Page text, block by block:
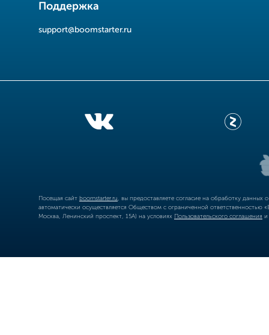
Поддержка
support@boomstarter.ru
Посещая сайт boomstarter.ru , вы предоставляете согласие на обработку
автоматически осуществляется Обществом с ограниченной
Москва, Ленинский проспект, 15А) на условиях Пользовательского соглашения и